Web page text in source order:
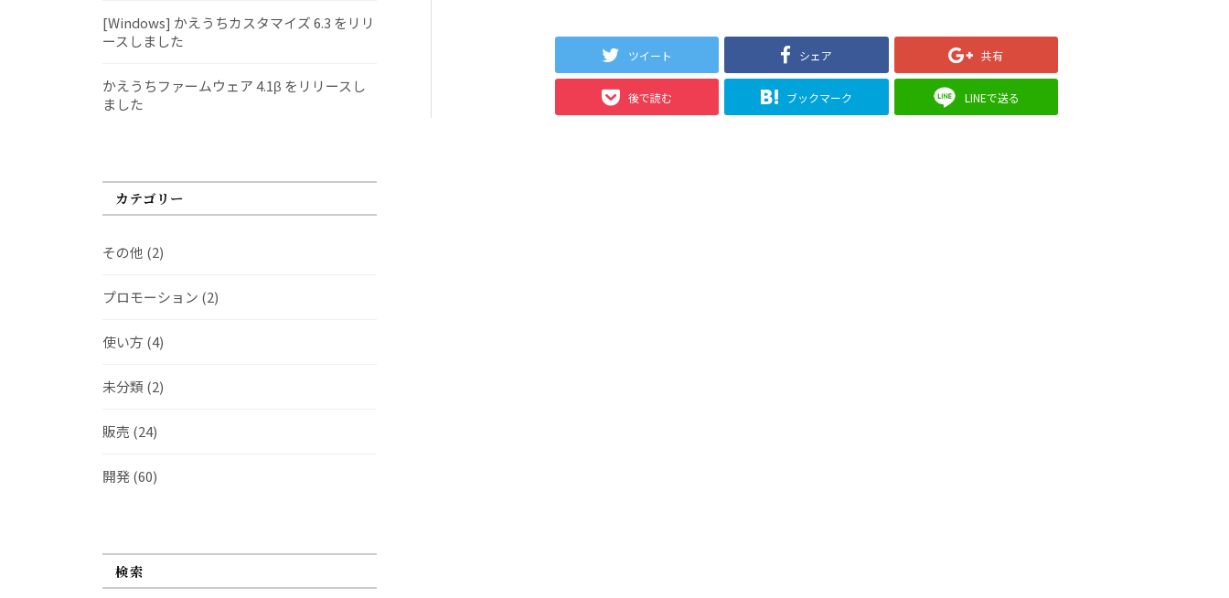
ツイート シェア 共有
後で読む ブックマーク LINEで送る
[Windows] かえうちカスタマイズ 6.3 をリリ
ースしました
かえうちファームウェア 4.1β をリリースし
ました
カテゴリー
その他 (2)
プロモーション (2)
使い方 (4)
未分類 (2)
販売 (24)
開発(60)
検索